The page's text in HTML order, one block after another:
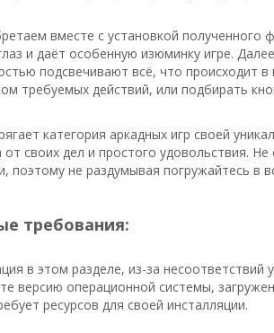
вместе с установкой полученного
и даёт особенную изюминку игре.
подсвечивают всё, что происходит
требуемых действий, или подбирать
категория аркадных игр своей
от своих дел и простого удовольствия.
поэтому не раздумывая погружайтесь в
требования:
в этом разделе, из-за несоответствий
версию операционной системы,
ресурсов для своей инсталляции.